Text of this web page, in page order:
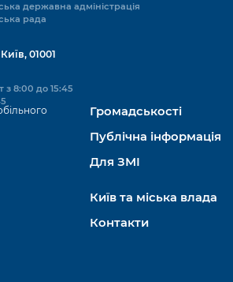
державна адміністрація
рада
01001
з 8:00 до 15:45
Громадськості
Публічна інформація
Для ЗМІ
Київ та міська влада
Контакти